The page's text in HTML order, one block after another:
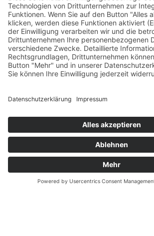
Öffnungszeiten
Verfügbarkeit
Größenrechner
Datenschutz
Fernabsatz
Widerrufsrecht
Widerrufsrecht bei
Kontakt
Ergänzende Allgemeine
easyCredit-Ratenkauf
Garantiefall